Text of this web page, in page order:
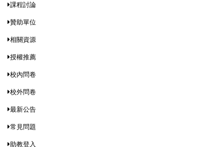
課程討論
贊助單位
相關資源
授權推薦
校內問卷
校外問卷
最新公告
常見問題
助教登入